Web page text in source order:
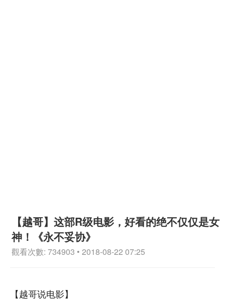
【越哥】这部R级电影，好看的绝不仅仅是女
神！《永不妥协》
觀看次數: 734903 • 2018-08-22 07:25
【越哥说电影】